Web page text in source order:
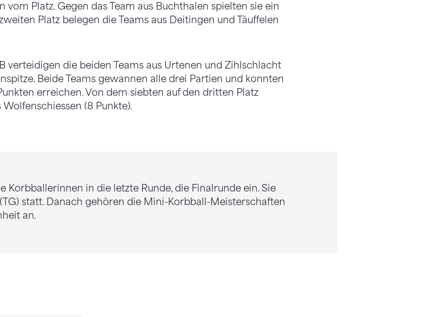
vom Platz. Gegen das Team aus Buchthalen spielten sie ein
Platz belegen die Teams aus Deitingen und Täuffelen
verteidigen die beiden Teams aus Urtenen und Zihlschlacht
Beide Teams gewannen alle drei Partien und konnten
erreichen. Von dem siebten auf den dritten Platz
(8 Punkte).
Korbballerinnen in die letzte Runde, die Finalrunde ein. Sie
statt. Danach gehören die Mini-Korbball-Meisterschaften
an.